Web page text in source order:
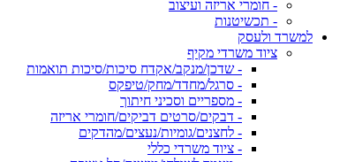
- חומרי אריזה ועיצוב
- תכשיטנות
למשרד ולעסק
ציוד משרדי מקיף
- שדכן/מנקב/אקדח סיכות/סיכות תואמות
- סרגל/מחדד/מחק/טיפקס
- מספריים וסכיני חיתוך
- דבקים/סרטים דביקים/חומרי אריזה
- לחצנים/גומיות/נעצים/מהדקים
- ציוד משרדי כללי